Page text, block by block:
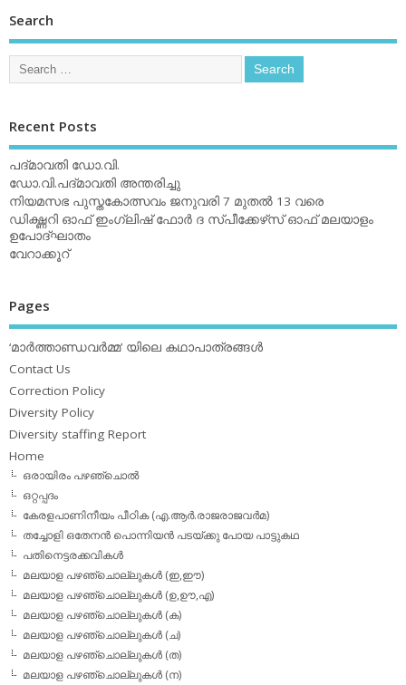
Search
Recent Posts
പദ്മാവതി ഡോ.വി.
ഡോ.വി.പദ്മാവതി അന്തരിച്ചു
നിയമസഭ പുസ്തകോത്സവം ജനുവരി 7 മുതല്‍ 13 വരെ
ഡിക്ഷ്ണറി ഓഫ് ഇംഗ്ലിഷ് ഫോര്‍ ദ സ്പീക്കേഴ്‌സ് ഓഫ് മലയാളം
ഉപോദ്ഘാതം
വേറാക്കൂറ്
Pages
‘മാര്‍ത്താണ്ഡവര്‍മ്മ’ യിലെ കഥാപാത്രങ്ങള്‍
Contact Us
Correction Policy
Diversity Policy
Diversity staffing Report
Home
ഒരായിരം പഴഞ്ചൊല്‍
ഒറ്റപ്പദം
കേരളപാണിനീയം പീഠിക (എ.ആര്‍.രാജരാജവര്‍മ)
തച്ചോളി ഒതേനൻ പൊന്നിയൻ പടയ്‌ക്കു പോയ പാട്ടുകഥ
പതിനെട്ടരക്കവികള്‍
മലയാള പഴഞ്ചൊല്ലുകള്‍ (ഇ,ഈ)
മലയാള പഴഞ്ചൊല്ലുകള്‍ (ഉ,ഊ,എ)
മലയാള പഴഞ്ചൊല്ലുകള്‍ (ക)
മലയാള പഴഞ്ചൊല്ലുകള്‍ (ച)
മലയാള പഴഞ്ചൊല്ലുകള്‍ (ത)
മലയാള പഴഞ്ചൊല്ലുകള്‍ (ന)